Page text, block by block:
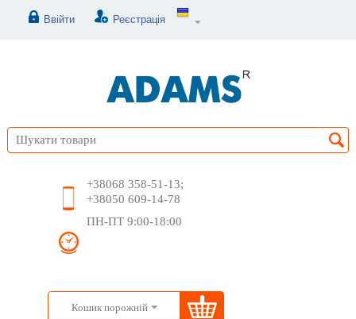
Ввійти Реєстрація
+38068 358-51-13;
+38050 609-14-78
ПН-ПТ 9:00-18:00
Кошик порожній